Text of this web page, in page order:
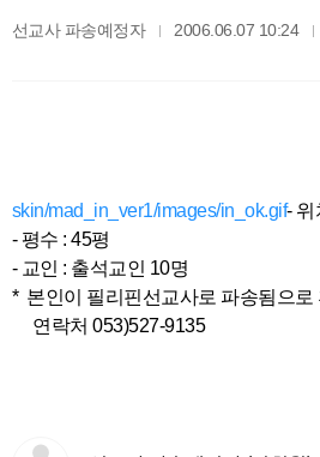
선교사 파송예정자 2006.06.07 10:24
skin/mad_in_ver1/images/in_ok.gif- 위
- 평수 : 45평
- 교인 : 출석교인 10명
* 본인이 필리핀선교사로 파송됨으로
연락처 053)527-9135